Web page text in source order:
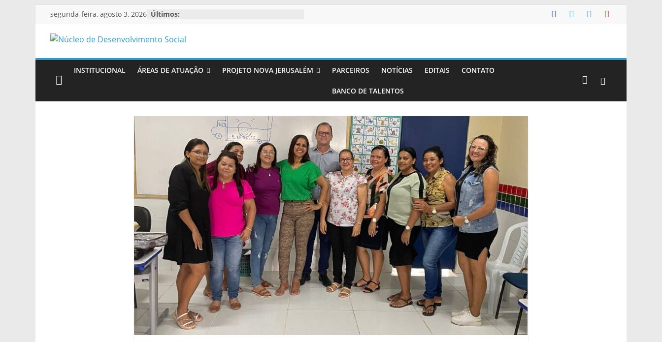
Pularsegunda-feira, agosto 3, 2026 Últimos:
Núcleo
de
Desenvolvimento
INSTITUCIONAL ÁREAS DE ATUAÇÃO PROJETO NOVA JERUSALÉM PARCEIROS NOTÍCIAS EDITAIS CONTATO
BANCO DE TALENTOS